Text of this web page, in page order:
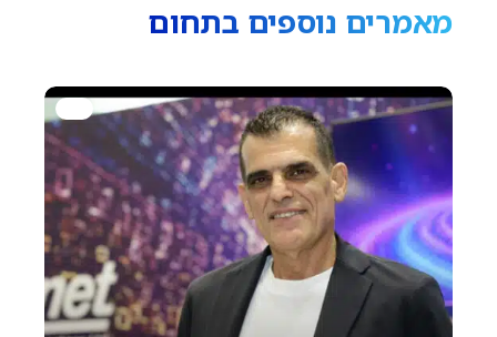
מאמרים נוספים בתחום